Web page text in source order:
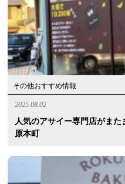
その他おすすめ情報
2025.08.02
人気のアサイー専門店がまた
原本町